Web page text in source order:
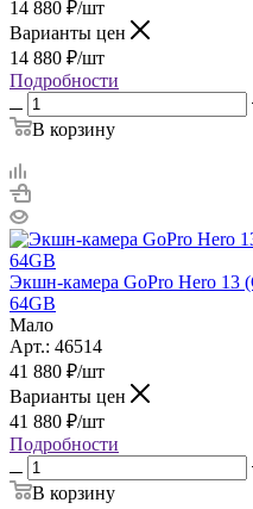
14 880 ₽/шт
Варианты цен
14 880 ₽/шт
Подробности
В корзину
Экшн-камера GoPro Hero 13
64GB
Мало
Арт.: 46514
41 880 ₽/шт
Варианты цен
41 880 ₽/шт
Подробности
В корзину